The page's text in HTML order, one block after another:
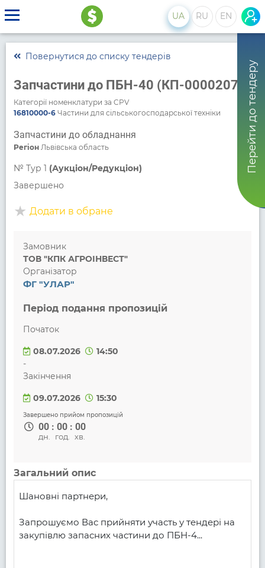
UA RU EN
Перейти до тендеру
Повернутися до списку тендерів
Запчастини до ПБН-40 (КП-00002071)
Категорії номенклатури за CPV
16810000-6Частини для сільськогосподарської техніки
Запчастини до обладнання
Регіон Львівська область
№ Тур 1 (Аукціон/Редукціон)
Завершено
Додати в обране
Замовник
ТОВ "КПК АГРОІНВЕСТ"
Організатор
ФГ "УЛАР"
Період подання пропозицій
Початок
08.07.2026
14:50
-
Закінчення
09.07.2026 15:30
Завершено прийом пропозицій
00 : 00 : 00
дн. год. хв.
Загальний опис
Шановні партнери,
Запрошуємо Вас прийняти участь у тендері на
закупівлю запасних частини до ПБН-4...